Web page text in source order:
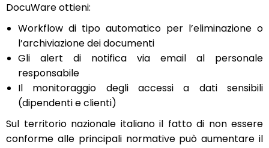
DocuWare ottieni:
Workflow di tipo automatico per l’eliminazione o
l’archiviazione dei documenti
Gli alert di notifica via email al personale
responsabile
Il monitoraggio degli accessi a dati sensibili
(dipendenti e clienti)
Sul territorio nazionale italiano il fatto di non essere
conforme alle principali normative può aumentare il